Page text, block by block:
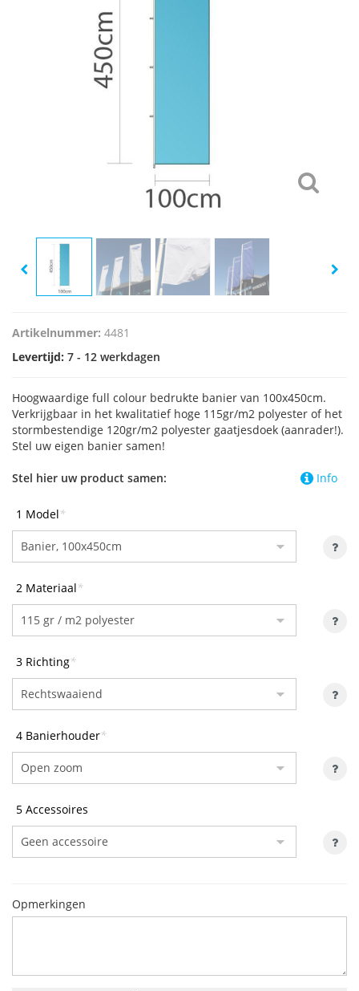
Artikelnummer: 4481
Levertijd: 7 - 12 werkdagen
Hoogwaardige full colour bedrukte banier van 100x450cm.
Verkrijgbaar in het kwalitatief hoge 115gr/m2 polyester of het
stormbestendige 120gr/m2 polyester gaatjesdoek (aanrader!).
Stel uw eigen banier samen!
Info
Stel hier uw product samen:
1 Model*
2 Materiaal*
3 Richting*
4 Banierhouder*
5 Accessoires
Opmerkingen